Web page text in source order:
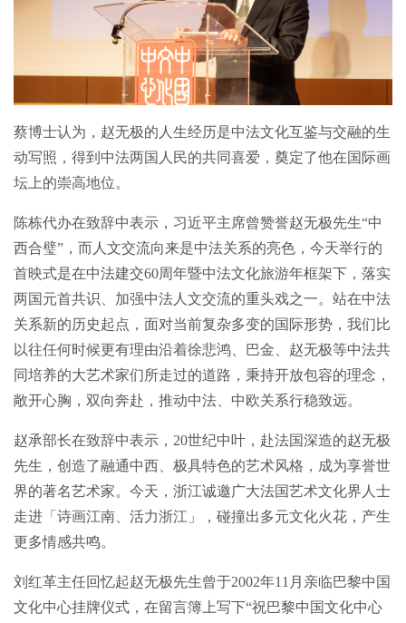
蔡博士认为，赵无极的人生经历是中法文化互鉴与交融的生
动写照，得到中法两国人民的共同喜爱，奠定了他在国际画
坛上的崇高地位。
陈栋代办在致辞中表示，习近平主席曾赞誉赵无极先生“中
西合璧”，而人文交流向来是中法关系的亮色，今天举行的
首映式是在中法建交60周年暨中法文化旅游年框架下，落实
两国元首共识、加强中法人文交流的重头戏之一。站在中法
关系新的历史起点，面对当前复杂多变的国际形势，我们比
以往任何时候更有理由沿着徐悲鸿、巴金、赵无极等中法共
同培养的大艺术家们所走过的道路，秉持开放包容的理念，
敞开心胸，双向奔赴，推动中法、中欧关系行稳致远。
赵承部长在致辞中表示，20世纪中叶，赴法国深造的赵无极
先生，创造了融通中西、极具特色的艺术风格，成为享誉世
界的著名艺术家。今天，浙江诚邀广大法国艺术文化界人士
走进「诗画江南、活力浙江」，碰撞出多元文化火花，产生
更多情感共鸣。
刘红革主任回忆起赵无极先生曾于2002年11月亲临巴黎中国
文化中心挂牌仪式，在留言簿上写下“祝巴黎中国文化中心